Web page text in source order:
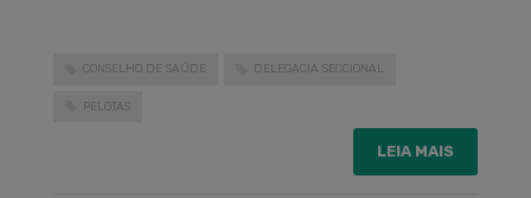
CONSELHO DE SAÚDE DELEGACIA SECCIONAL
PELOTAS
LEIA MAIS